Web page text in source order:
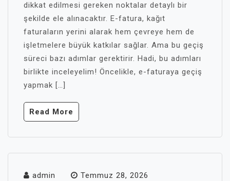
dikkat edilmesi gereken noktalar detaylı bir
şekilde ele alınacaktır. E-fatura, kağıt
faturaların yerini alarak hem çevreye hem de
işletmelere büyük katkılar sağlar. Ama bu geçiş
süreci bazı adımlar gerektirir. Hadi, bu adımları
birlikte inceleyelim! Öncelikle, e-faturaya geçiş
yapmak […]
Read More
admin Temmuz 28, 2026